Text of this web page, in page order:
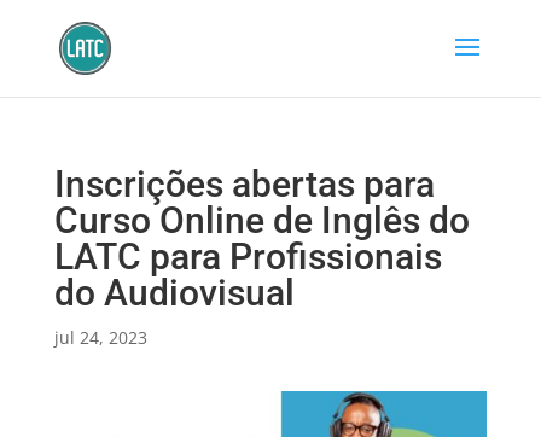
Inscrições abertas para
Curso Online de Inglês do
LATC para Profissionais
do Audiovisual
jul 24, 2023